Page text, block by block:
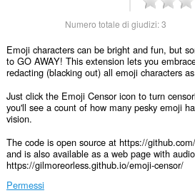
Numero totale di giudizi:3
Emoji characters can be bright and fun, but
to GO AWAY! This extension lets you
redacting (blacking out) all emoji characters
Just click the Emoji Censor icon to turn
you'll see a count of how many pesky emoji
vision.
The code is open source at https://
and is also available as a web page with
https://gilmoreorless.github.io/emoji-censor/
Permessi